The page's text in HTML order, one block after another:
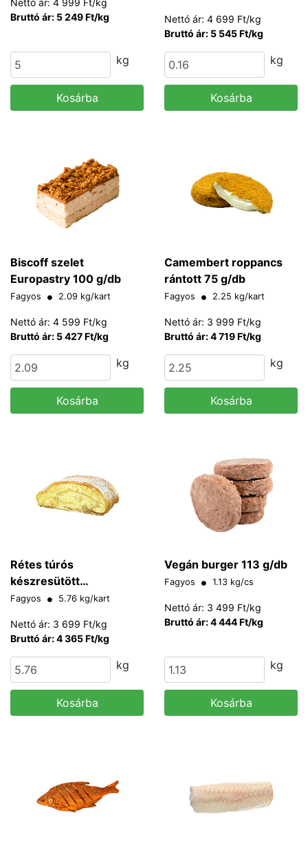
Nettó ár: 4 999 Ft/kg
Bruttó ár: 5 249 Ft/kg
kg
Kosárba
Nettó ár: 4 699 Ft/kg
Bruttó ár: 5 545 Ft/kg
kg
Kosárba
Biscoff szelet
Europastry 100 g/db
Fagyos 2.09 kg/kart
Nettó ár: 4 599 Ft/kg
Bruttó ár: 5 427 Ft/kg
kg
Kosárba
Camembert roppancs
rántott 75 g/db
Fagyos 2.25 kg/kart
Nettó ár: 3 999 Ft/kg
Bruttó ár: 4 719 Ft/kg
kg
Kosárba
Rétes túrós
készresütött
Dinghartinger
Fagyos 5.76 kg/kart
Nettó ár: 3 699 Ft/kg
Bruttó ár: 4 365 Ft/kg
kg
Kosárba
Vegán burger 113 g/db
Fagyos 1.13 kg/cs
Nettó ár: 3 499 Ft/kg
Bruttó ár: 4 444 Ft/kg
kg
Kosárba